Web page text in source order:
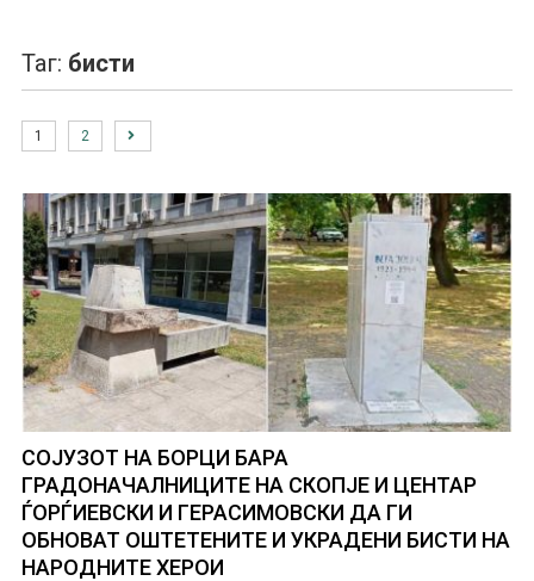
Таг: бисти
1 2
СОЈУЗОТ НА БОРЦИ БАРА
ГРАДОНАЧАЛНИЦИТЕ НА СКОПЈЕ И ЦЕНТАР
ЃОРЃИЕВСКИ И ГЕРАСИМОВСКИ ДА ГИ
ОБНОВАТ ОШТЕТЕНИТЕ И УКРАДЕНИ БИСТИ НА
НАРОДНИТЕ ХЕРОИ